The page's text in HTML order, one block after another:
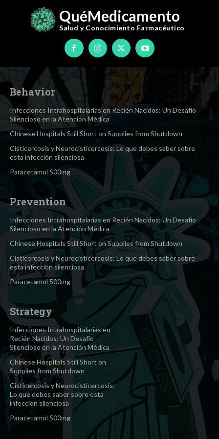
QuéMedicamento
Salud y Conocimiento Farmacéutico
Behavior
Infecciones Intrahospitalarias en Recién Nacidos: Un Desafío
Silencioso en la Atención Médica
Chinese Hospitals Still Short on Supplies from Shutdown
Cisticercosis y Neurocisticercosis: Lo que debes saber sobre
esta infección silenciosa
Paracetamol 500mg
Prevention
Infecciones Intrahospitalarias en Recién Nacidos: Un Desafío
Silencioso en la Atención Médica
Chinese Hospitals Still Short on Supplies from Shutdown
Cisticercosis y Neurocisticercosis: Lo que debes saber sobre
esta infección silenciosa
Paracetamol 500mg
Strategy
Infecciones Intrahospitalarias en
Recién Nacidos: Un Desafío
Silencioso en la Atención Médica
Chinese Hospitals Still Short on
Supplies from Shutdown
Cisticercosis y Neurocisticercosis:
Lo que debes saber sobre esta
infección silenciosa
Paracetamol 500mg